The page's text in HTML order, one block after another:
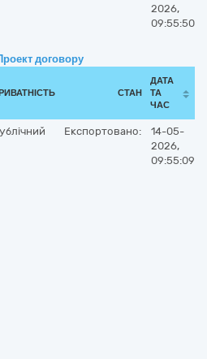
2026,
09:55:50
договору
СТАН
ДАТА
ТА
ЧАС
Експортовано:
14-05-
2026,
09:55:09